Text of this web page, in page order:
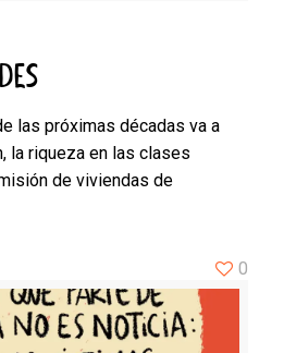
las próximas décadas va a
la riqueza en las clases
de viviendas de
0